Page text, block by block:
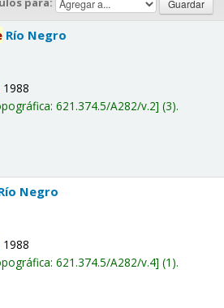
Río Negro
1988
621.374.5/A282/v.2 (3).
Negro
1988
621.374.5/A282/v.4 (1).